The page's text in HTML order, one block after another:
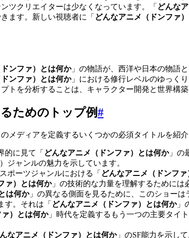
ツクリエイターは少なくなっています。「 どんな
ます。新しい視聴者に「 どんなアニメ（ドンファ
ンファ）とは何か」の物語が、西洋や日本の物語
ンファ）とは何か」における修行レベルのゆっく
トを分析することは、キャラクター開発と世界構
ためのトップ例#
メディアを定義するいくつかの必須タイトルを紹介
的に見て「 どんなアニメ（ドンファ）とは何か」の
ジャンルの魅力を示しています。
ポーツジャンルにおける「 どんなアニメ（ドンフ
ァ）とは何か」の技術的な力量を理解するためには
は何か」の異なる側面を見るために、このショー
す。それは「 どんなアニメ（ドンファ）とは何か」
）とは何か」時代を定義するもう一つの主要タイ
なアニメ（ドンファ）とは何か」のSF能力を示し